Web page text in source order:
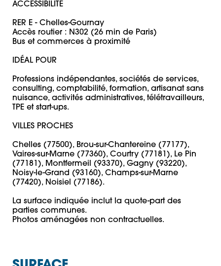
ACCESSIBILITÉ
RER E - Chelles-Gournay
Accès routier : N302 (26 min de Paris)
Bus et commerces à proximité
IDÉAL POUR
Professions indépendantes, sociétés de services,
consulting, comptabilité, formation, artisanat sans
nuisance, activités administratives, télétravailleurs,
TPE et start-ups.
VILLES PROCHES
Chelles (77500), Brou-sur-Chantereine (77177),
Vaires-sur-Marne (77360), Courtry (77181), Le Pin
(77181), Montfermeil (93370), Gagny (93220),
Noisy-le-Grand (93160), Champs-sur-Marne
(77420), Noisiel (77186).
La surface indiquée inclut la quote-part des
parties communes.
Photos aménagées non contractuelles.